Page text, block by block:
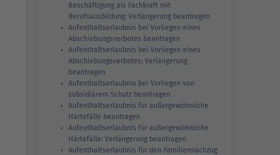
Beschäftigung als Fachkraft mit
Berufsausbildung: Verlängerung beantragen
Aufenthaltserlaubnis bei Vorliegen eines
Abschiebungsverbotes beantragen
Aufenthaltserlaubnis bei Vorliegen eines
Abschiebungsverbotes: Verlängerung
beantragen
Aufenthaltserlaubnis bei Vorliegen von
subsidiärem Schutz beantragen
Aufenthaltserlaubnis für außergewöhnliche
Härtefälle beantragen
Aufenthaltserlaubnis für außergewöhnliche
Härtefälle: Verlängerung beantragen
Aufenthaltserlaubnis für den Familiennachzug